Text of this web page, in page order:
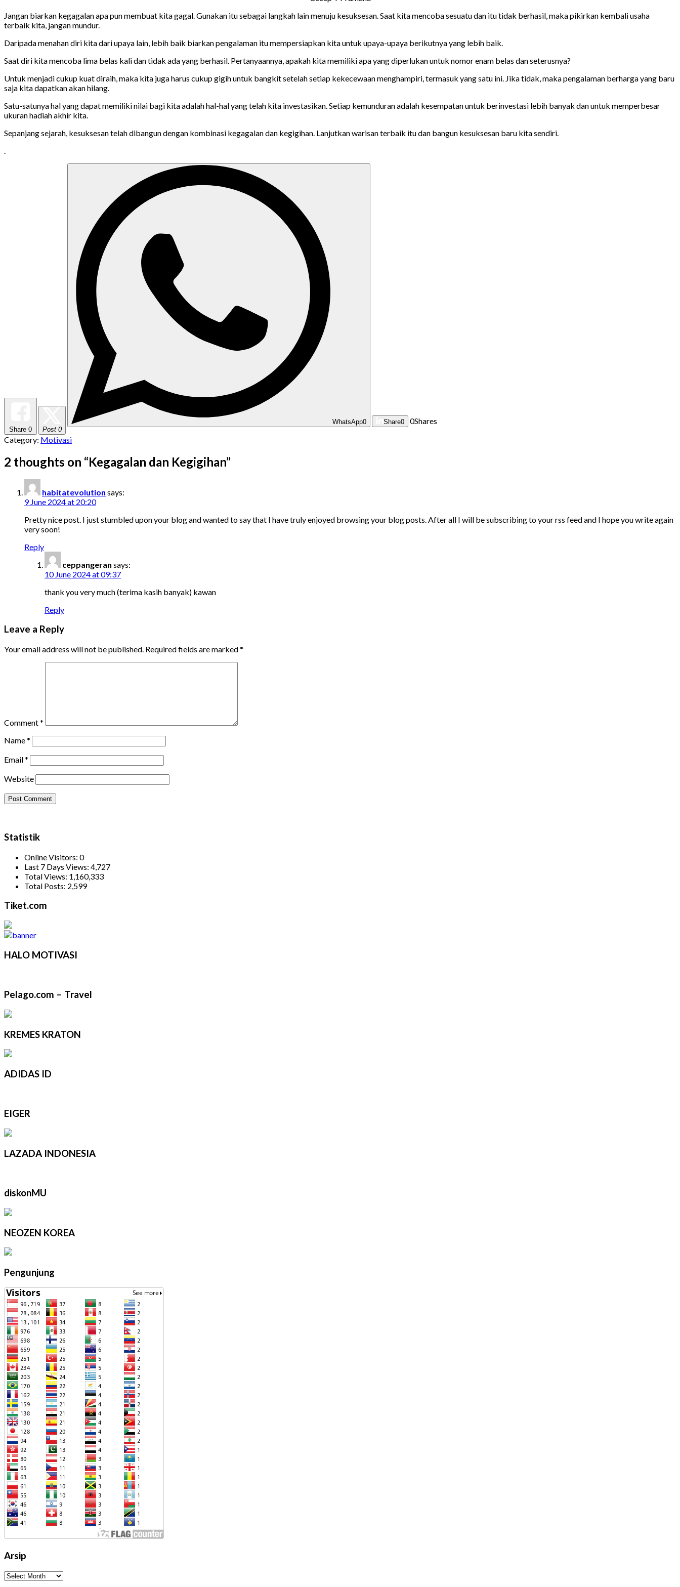
Jangan biarkan kegagalan apa pun membuat kita gagal. Gunakan itu sebagai langkah lain menuju kesuksesan. Saat kita mencoba sesuatu dan itu tidak berhasil, maka pikirkan kembali usaha
terbaik kita, jangan mundur.
Daripada menahan diri kita dari upaya lain, lebih baik biarkan pengalaman itu mempersiapkan kita untuk upaya-upaya berikutnya yang lebih baik.
Saat diri kita mencoba lima belas kali dan tidak ada yang berhasil. Pertanyaannya, apakah kita memiliki apa yang diperlukan untuk nomor enam belas dan seterusnya?
Untuk menjadi cukup kuat diraih, maka kita juga harus cukup gigih untuk bangkit setelah setiap kekecewaan menghampiri, termasuk yang satu ini. Jika tidak, maka pengalaman berharga yang baru
saja kita dapatkan akan hilang.
Satu-satunya hal yang dapat memiliki nilai bagi kita adalah hal-hal yang telah kita investasikan. Setiap kemunduran adalah kesempatan untuk berinvestasi lebih banyak dan untuk memperbesar
ukuran hadiah akhir kita.
Sepanjang sejarah, kesuksesan telah dibangun dengan kombinasi kegagalan dan kegigihan. Lanjutkan warisan terbaik itu dan bangun kesuksesan baru kita sendiri.
.
Share 0 Post 0
WhatsApp0 Share0 0Shares
Category: Motivasi
2 thoughts on “Kegagalan dan Kegigihan”
habitatevolution says:
9 June 2024 at 20:20
Pretty nice post. I just stumbled upon your blog and wanted to say that I have truly enjoyed browsing your blog posts. After all I will be subscribing to your rss feed and I hope you write again
very soon!
Reply
ceppangeran says:
10 June 2024 at 09:37
thank you very much (terima kasih banyak) kawan
Reply
Leave a Reply
Your email address will not be published. Required fields are marked*
Comment*
Name*
Email*
Website
Statistik
Online Visitors: 0
Last 7 Days Views: 4,727
Total Views: 1,160,333
Total Posts: 2,599
Tiket.com
HALO MOTIVASI
Pelago.com – Travel
KREMES KRATON
ADIDAS ID
EIGER
LAZADA INDONESIA
diskonMU
NEOZEN KOREA
Pengunjung
Arsip
Arsip